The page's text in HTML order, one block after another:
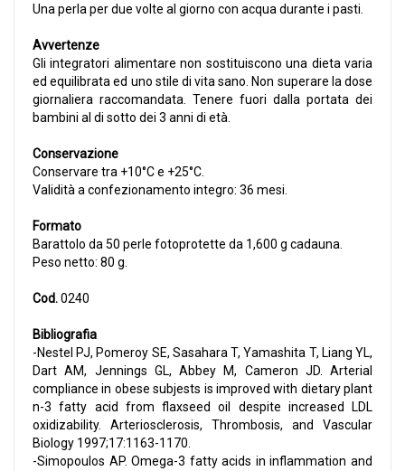
Una perla per due volte al giorno con acqua durante i pasti.
Avvertenze
Gli integratori alimentare non sostituiscono una dieta varia
ed equilibrata ed uno stile di vita sano. Non superare la dose
giornaliera raccomandata. Tenere fuori dalla portata dei
bambini al di sotto dei 3 anni di età.
Conservazione
Conservare tra +10°C e +25°C.
Validità a confezionamento integro: 36 mesi.
Formato
Barattolo da 50 perle fotoprotette da 1,600 g cadauna.
Peso netto: 80 g.
Cod.0240
Bibliografia
-Nestel PJ, Pomeroy SE, Sasahara T, Yamashita T, Liang YL,
Dart AM, Jennings GL, Abbey M, Cameron JD. Arterial
compliance in obese subjests is improved with dietary plant
n-3 fatty acid from flaxseed oil despite increased LDL
oxidizability. Arteriosclerosis, Thrombosis, and Vascular
Biology 1997;17:1163-1170.
-Simopoulos AP. Omega-3 fatty acids in inflammation and